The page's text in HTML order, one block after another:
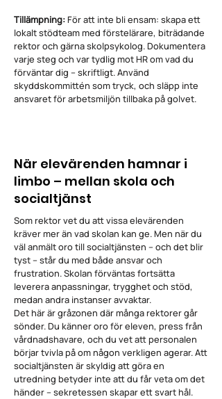
Tillämpning:För att inte bli ensam: skapa ett
lokalt stödteam med förstelärare, biträdande
rektor och gärna skolpsykolog. Dokumentera
varje steg och var tydlig mot HR om vad du
förväntar dig – skriftligt. Använd
skyddskommittén som tryck, och släpp inte
ansvaret för arbetsmiljön tillbaka på golvet.
När elevärenden hamnar i
limbo – mellan skola och
socialtjänst
Som rektor vet du att vissa elevärenden
kräver mer än vad skolan kan ge. Men när du
väl anmält oro till socialtjänsten – och det blir
tyst – står du med både ansvar och
frustration. Skolan förväntas fortsätta
leverera anpassningar, trygghet och stöd,
medan andra instanser avvaktar.
Det här är gråzonen där många rektorer går
sönder. Du känner oro för eleven, press från
vårdnadshavare, och du vet att personalen
börjar tvivla på om någon verkligen agerar. Att
socialtjänsten är skyldig att göra en
utredning betyder inte att du får veta om det
händer – sekretessen skapar ett svart hål.